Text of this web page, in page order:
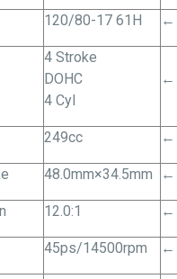
120/80-17 61H ←
4 Stroke
DOHC
4 Cyl
←
249cc ←
48.0mm×34.5mm ←
12.0:1 ←
45ps/14500rpm ←